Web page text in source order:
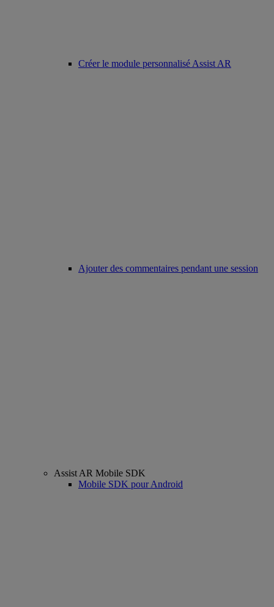
Créer le module personnalisé Assist AR
Ajouter des commentaires pendant une session
Assist AR Mobile SDK
Mobile SDK pour Android